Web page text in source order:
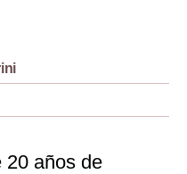
20 años de